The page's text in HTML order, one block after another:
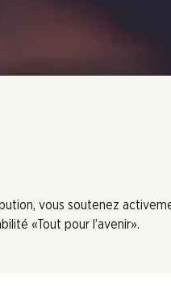
vous soutenez
«Tout pour l’avenir».